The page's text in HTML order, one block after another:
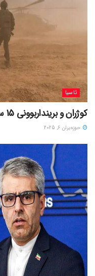
ئاسیا
کوژران و برینداربوونی 15 سەربازی زایۆنیست لە باشوری غەززە
حوزه‌یران 6, 2025